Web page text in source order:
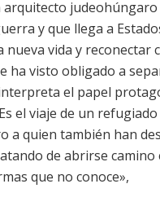
arquitecto judeohúngaro
y que llega a
nueva vida y reconectar
ha visto obligado a
el papel
el viaje de un
a quien también han
de abrirse camino
que no conoce»,